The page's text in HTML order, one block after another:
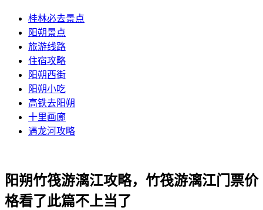
桂林必去景点
阳朔景点
旅游线路
住宿攻略
阳朔西街
阳朔小吃
高铁去阳朔
十里画廊
遇龙河攻略
阳朔竹筏游漓江攻略，竹筏游漓江门票价
格看了此篇不上当了